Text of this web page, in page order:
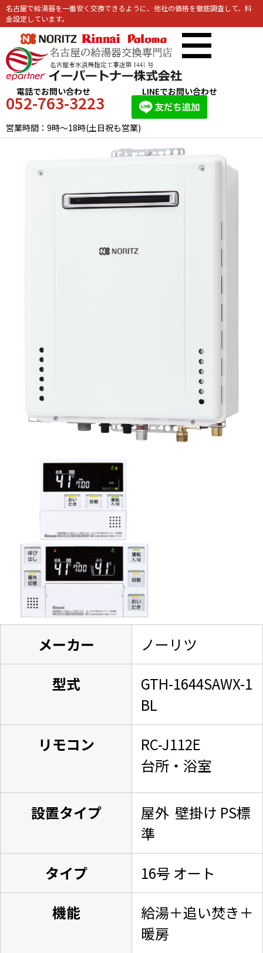
名古屋で給湯器を一番安く交換できるように、他社の価格を徹底調査して、料
金設定しています。
電話でお問い合わせ
052-763-3223
LINEでお問い合わせ
営業時間：9時～18時(土日祝も営業)
メーカー
ノーリツ
型式
GTH-1644SAWX-1
BL
リモコン
RC-J112E
台所・浴室
設置タイプ
屋外 壁掛け PS標
準
タイプ
16号 オート
機能
給湯＋追い焚き＋
暖房